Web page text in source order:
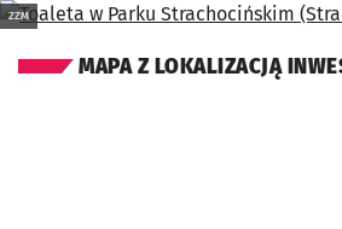
Kliknij, aby powiększyć
ZZM
MAPA Z LOKALIZACJĄ